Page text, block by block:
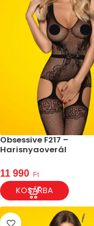
Obsessive F217 –
Harisnyaoverál
11 990 Ft
KOSÁRBA